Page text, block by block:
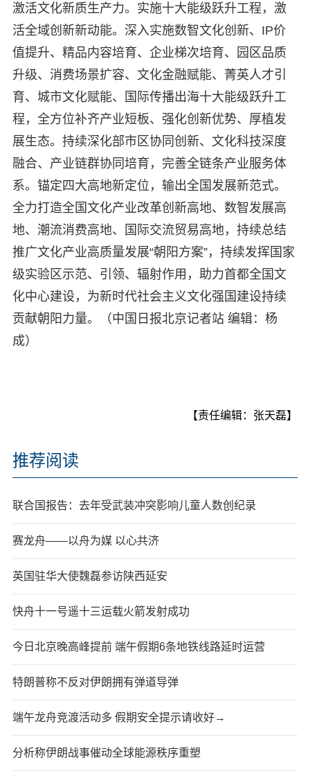
激活文化新质生产力。实施十大能级跃升工程，激
活全域创新新动能。深入实施数智文化创新、IP价
值提升、精品内容培育、企业梯次培育、园区品质
升级、消费场景扩容、文化金融赋能、菁英人才引
育、城市文化赋能、国际传播出海十大能级跃升工
程，全方位补齐产业短板、强化创新优势、厚植发
展生态。持续深化部市区协同创新、文化科技深度
融合、产业链群协同培育，完善全链条产业服务体
系。锚定四大高地新定位，输出全国发展新范式。
全力打造全国文化产业改革创新高地、数智发展高
地、潮流消费高地、国际交流贸易高地，持续总结
推广文化产业高质量发展“朝阳方案”，持续发挥国家
级实验区示范、引领、辐射作用，助力首都全国文
化中心建设，为新时代社会主义文化强国建设持续
贡献朝阳力量。（中国日报北京记者站 编辑：杨
成）
【责任编辑：张天磊】
推荐阅读
联合国报告：去年受武装冲突影响儿童人数创纪录
赛龙舟——以舟为媒 以心共济
英国驻华大使魏磊参访陕西延安
快舟十一号遥十三运载火箭发射成功
今日北京晚高峰提前 端午假期6条地铁线路延时运营
特朗普称不反对伊朗拥有弹道导弹
端午龙舟竞渡活动多 假期安全提示请收好→
分析称伊朗战事催动全球能源秩序重塑